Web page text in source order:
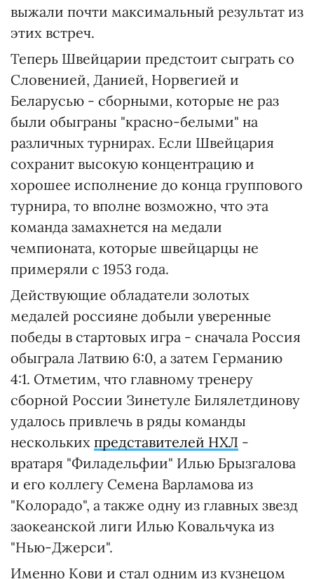
выжали почти максимальный результат из
этих встреч.
Теперь Швейцарии предстоит сыграть со
Словенией, Данией, Норвегией и
Беларусью - сборными, которые не раз
были обыграны "красно-белыми" на
различных турнирах. Если Швейцария
сохранит высокую концентрацию и
хорошее исполнение до конца группового
турнира, то вполне возможно, что эта
команда замахнется на медали
чемпионата, которые швейцарцы не
примеряли с 1953 года.
Действующие обладатели золотых
медалей россияне добыли уверенные
победы в стартовых игра - сначала Россия
обыграла Латвию 6:0, а затем Германию
4:1. Отметим, что главному тренеру
сборной России Зинетуле Билялетдинову
удалось привлечь в ряды команды
нескольких представителей НХЛ -
вратаря "Филадельфии" Илью Брызгалова
и его коллегу Семена Варламова из
"Колорадо", а также одну из главных звезд
заокеанской лиги Илью Ковальчука из
"Нью-Джерси".
Именно Кови и стал одним из кузнецом